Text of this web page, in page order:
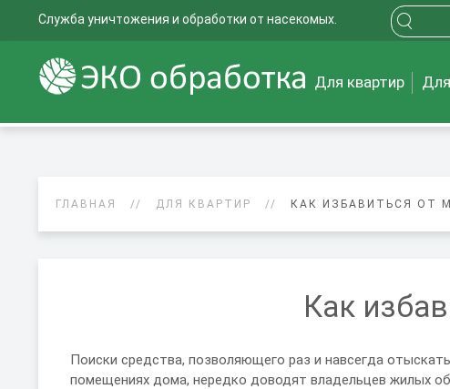
Служба уничтожения и обработки от насекомых.
Для квартир
ГЛАВНАЯ ДЛЯ КВАРТИР КАК ИЗБАВИТЬСЯ ОТ
Как
Поиски средства, позволяющего раз и навсегда
помещениях дома, нередко доводят владельцев жилых